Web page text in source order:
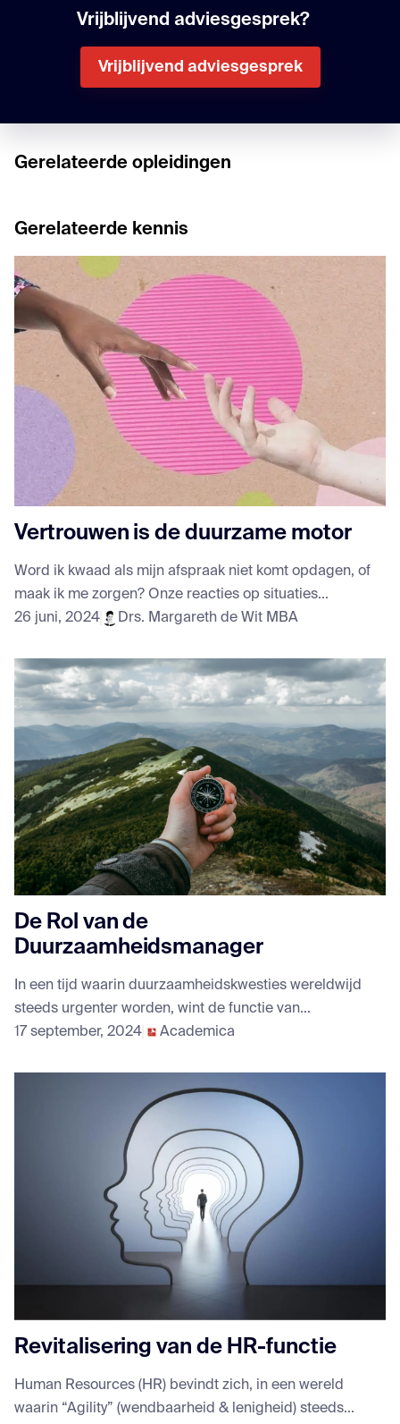
Vrijblijvend adviesgesprek?
Vrijblijvend adviesgesprek
Gerelateerde opleidingen
Gerelateerde kennis
Vertrouwen is de duurzame motor
Word ik kwaad als mijn afspraak niet komt opdagen, of
maak ik me zorgen? Onze reacties op situaties...
26 juni, 2024
Drs. Margareth de Wit MBA
De Rol van de
Duurzaamheidsmanager
In een tijd waarin duurzaamheidskwesties wereldwijd
steeds urgenter worden, wint de functie van...
17 september, 2024
Academica
Revitalisering van de HR-functie
Human Resources (HR) bevindt zich, in een wereld
waarin “Agility” (wendbaarheid & lenigheid) steeds...